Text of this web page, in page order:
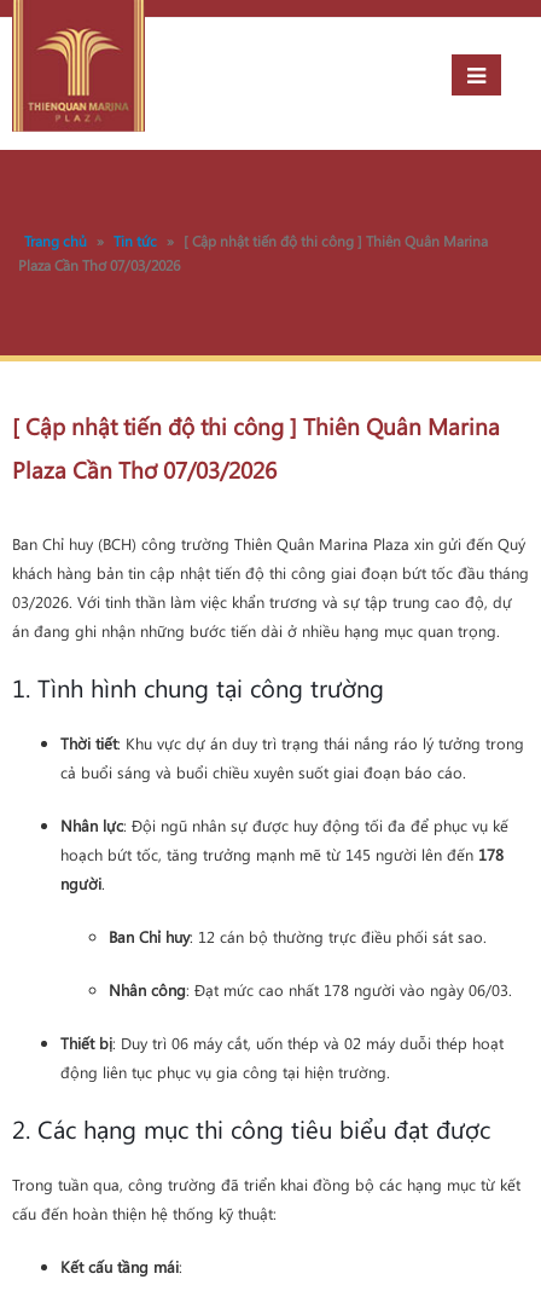
Trang chủ » Tin tức » [ Cập nhật tiến độ thi công ] Thiên Quân Marina
Plaza Cần Thơ 07/03/2026
[ Cập nhật tiến độ thi công ] Thiên Quân Marina
Plaza Cần Thơ 07/03/2026
Ban Chỉ huy (BCH) công trường Thiên Quân Marina Plaza xin gửi đến Quý
khách hàng bản tin cập nhật tiến độ thi công giai đoạn bứt tốc đầu tháng
03/2026. Với tinh thần làm việc khẩn trương và sự tập trung cao độ, dự
án đang ghi nhận những bước tiến dài ở nhiều hạng mục quan trọng.
1. Tình hình chung tại công trường
Thời tiết: Khu vực dự án duy trì trạng thái nắng ráo lý tưởng trong
cả buổi sáng và buổi chiều xuyên suốt giai đoạn báo cáo.
Nhân lực: Đội ngũ nhân sự được huy động tối đa để phục vụ kế
hoạch bứt tốc, tăng trưởng mạnh mẽ từ 145 người lên đến 178
người.
Ban Chỉ huy: 12 cán bộ thường trực điều phối sát sao.
Nhân công: Đạt mức cao nhất 178 người vào ngày 06/03.
Thiết bị: Duy trì 06 máy cắt, uốn thép và 02 máy duỗi thép hoạt
động liên tục phục vụ gia công tại hiện trường.
2. Các hạng mục thi công tiêu biểu đạt được
Trong tuần qua, công trường đã triển khai đồng bộ các hạng mục từ kết
cấu đến hoàn thiện hệ thống kỹ thuật:
Kết cấu tầng mái: